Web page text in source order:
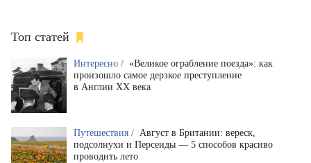
Топ статей
Интересно / «Великое ограбление поезда»: как
произошло самое дерзкое преступление
в Англии XX века
Путешествия / Август в Британии: вереск,
подсолнухи и Персеиды — 5 способов красиво
проводить лето